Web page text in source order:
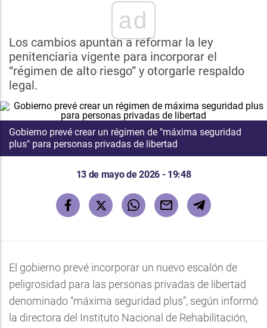
ad
Los cambios apuntan a reformar la ley
penitenciaria vigente para incorporar el
“régimen de alto riesgo” y otorgarle respaldo
legal.
Gobierno prevé crear un régimen de "máxima seguridad
plus" para personas privadas de libertad
13 de mayo de 2026 - 19:48
El gobierno prevé incorporar un nuevo escalón de
peligrosidad para las personas privadas de libertad
denominado “máxima seguridad plus”, según informó
la directora del Instituto Nacional de Rehabilitación,